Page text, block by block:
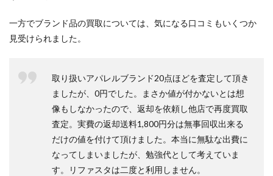
一方でブランド品の買取については、気になる口コミもいくつか
見受けられました。
取り扱いアパレルブランド20点ほどを査定して頂き
ましたが、0円でした。まさか値が付かないとは想
像もしなかったので、返却を依頼し他店で再度買取
査定。実費の返却送料1,800円分は無事回収出来る
だけの値を付けて頂けました。本当に無駄な出費に
なってしまいましたが、勉強代として考えていま
す。リファスタは二度と利用しません。